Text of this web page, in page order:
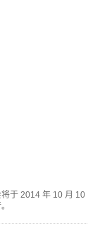
于 2014 年 10 月 10